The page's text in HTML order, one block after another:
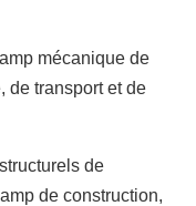
mécanique de
de transport et de
de
de construction,